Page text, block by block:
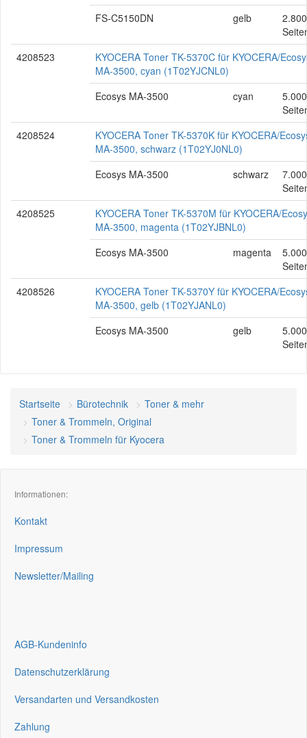
FS-C5150DN
gelb
2.800
4208523
KYOCERA Toner TK-5370C für KYOCERA/
MA-3500, cyan (1T02YJCNL0)
Ecosys MA-3500
cyan
5.000
4208524
KYOCERA Toner TK-5370K für KYOCERA/
MA-3500, schwarz (1T02YJ0NL0)
Ecosys MA-3500
schwarz
7.000
4208525
KYOCERA Toner TK-5370M für KYOCERA/
MA-3500, magenta (1T02YJBNL0)
Ecosys MA-3500
magenta
5.000
4208526
KYOCERA Toner TK-5370Y für KYOCERA/
MA-3500, gelb (1T02YJANL0)
Ecosys MA-3500
gelb
5.000
Startseite Bürotechnik
Toner & mehr
Toner & Trommeln, Original
Toner & Trommeln für Kyocera
Informationen:
Kontakt
Impressum
Newsletter/Mailing
AGB-Kundeninfo
Datenschutzerklärung
Versandarten und Versandkosten
Zahlung